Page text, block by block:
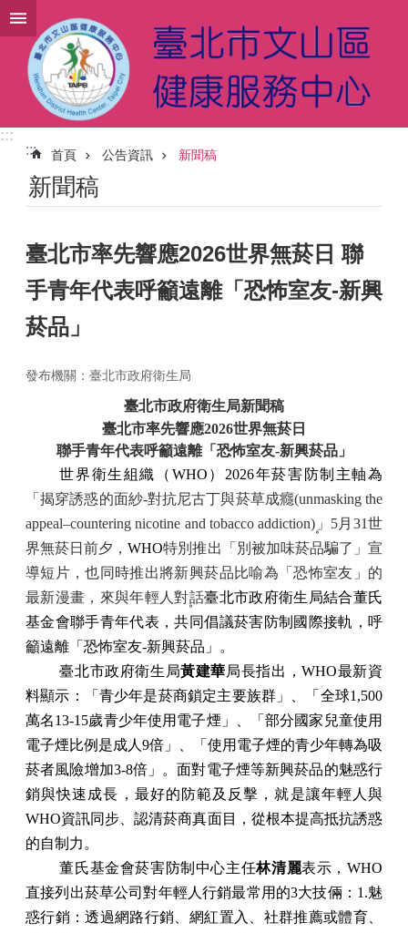
跳到主要內容區塊
:::
:::
首頁 公告資訊 新聞稿
新聞稿
臺北市率先響應2026世界無菸日 聯
手青年代表呼籲遠離「恐怖室友-新興
菸品」
發布機關：臺北市政府衛生局
臺北市政府衛生局新聞稿
臺北市率先響應2026世界無菸日
聯手青年代表呼籲遠離「恐怖室友-新興菸品」
世界衛生組織（ WHO ） 2026年菸害防制主軸為
「揭穿誘惑的面紗-對抗尼古丁與菸草成癮(unmasking the
appeal–countering nicotine and tobacco addiction)」 5月31世
界無菸日前夕，WHO特別推出「別被加味菸品騙了」宣
導短片，也同時推出將新興菸品比喻為「恐怖室友」的
最新漫畫，來與年輕人對話臺北市政府衛生局結合董氏
基金會聯手青年代表，共同倡議菸害防制國際接軌，呼
籲遠離「恐怖室友-新興菸品」。
臺北市政府衛生局黃建華局長指出，WHO最新資
料顯示：「青少年是菸商鎖定主要族群」、「全球1,500
萬名13-15歲青少年使用電子煙」、「部分國家兒童使用
電子煙比例是成人 9倍」、「使用電子煙的青少年轉為吸
菸者風險增加3-8倍」。面對電子煙等新興菸品的魅惑行
銷與快速成長，最好的防範及反擊，就是讓年輕人與
WHO資訊同步、認清菸商真面目，從根本提高抵抗誘惑
的自制力。
董氏基金會菸害防制中心主任林清麗表示，WHO
直接列出菸草公司對年輕人行銷最常用的3大技倆： 1.魅
惑行銷：透過網路行銷、網紅置入、社群推薦或體育、